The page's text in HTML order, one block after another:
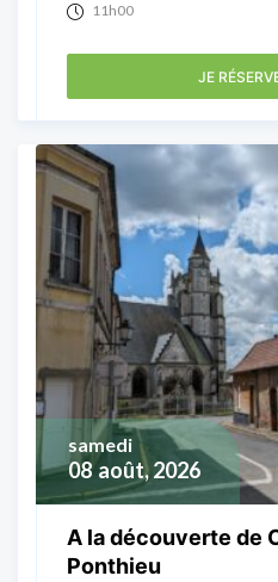
11h00
JE
08 août, 2026
samedi
A la découverte de
Ponthieu